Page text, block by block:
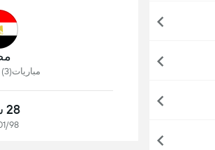
مباريات(3) الأهداف (0)
28 سنة
98